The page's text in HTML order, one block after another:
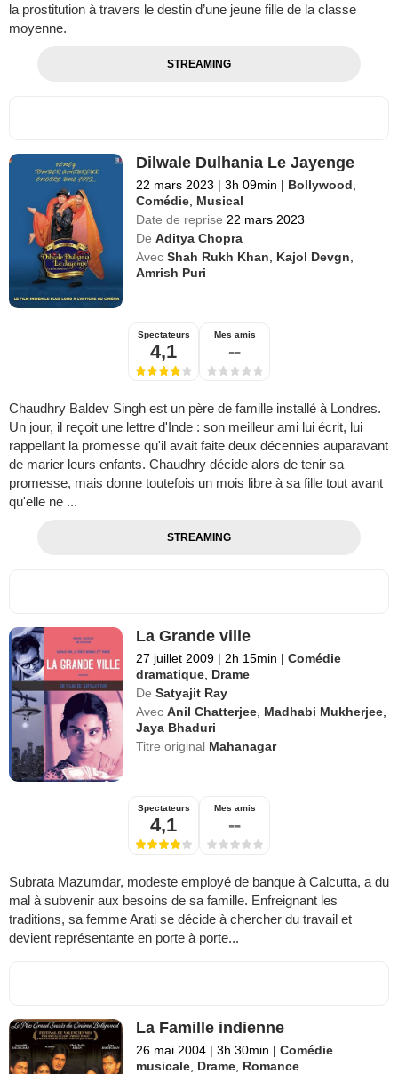
la prostitution à travers le destin d’une jeune fille de la classe
moyenne.
STREAMING
Dilwale Dulhania Le Jayenge
22 mars 2023 | 3h 09min | Bollywood
Comédie Musical
Date de reprise 22 mars 2023
De Aditya Chopra
Avec Shah Rukh Khan Kajol Devgn
Amrish Puri
Spectateurs
4,1
Mes amis
--
Chaudhry Baldev Singh est un père de famille installé à Londres.
Un jour, il reçoit une lettre d'Inde : son meilleur ami lui écrit, lui
rappellant la promesse qu'il avait faite deux décennies auparavant
de marier leurs enfants. Chaudhry décide alors de tenir sa
promesse, mais donne toutefois un mois libre à sa fille tout avant
qu'elle ne ...
STREAMING
La Grande ville
27 juillet 2009 | 2h 15min | Comédie
dramatique Drame
De Satyajit Ray
Avec Anil Chatterjee Madhabi Mukherjee
Jaya Bhaduri
Titre original Mahanagar
Spectateurs
4,1
Mes amis
--
Subrata Mazumdar, modeste employé de banque à Calcutta, a du
mal à subvenir aux besoins de sa famille. Enfreignant les
traditions, sa femme Arati se décide à chercher du travail et
devient représentante en porte à porte...
La Famille indienne
26 mai 2004 | 3h 30min | Comédie
musicale Drame Romance